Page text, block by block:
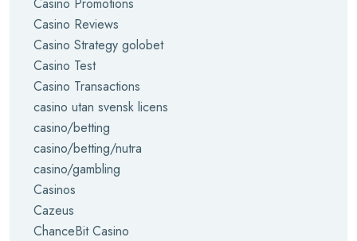
Casino Reviews
Casino Strategy golobet
Casino Test
Casino Transactions
casino utan svensk licens
casino/betting
casino/betting/nutra
casino/gambling
Casinos
Cazeus
ChanceBit Casino